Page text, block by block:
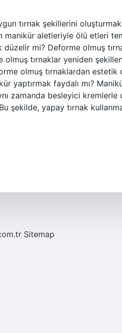
tırnak şekillerini
manikür aletleriyle ölü etleri
mi? Deforme olmuş
olmuş tırnaklar yeniden
olmuş tırnaklardan estetik
yaptırmak faydalı mı?
zamanda besleyici kremlerle
Bu şekilde, yapay tırnak
Sitemap